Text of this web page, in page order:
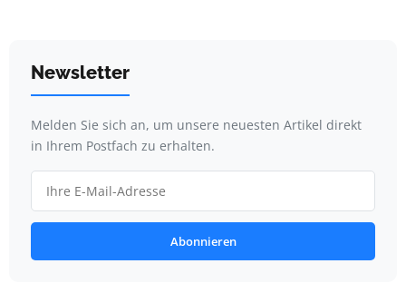
Newsletter
Melden Sie sich an, um unsere neuesten Artikel direkt
in Ihrem Postfach zu erhalten.
Abonnieren